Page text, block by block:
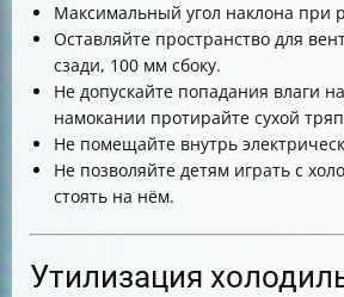
Максимальный угол наклона при
Оставляйте пространство для
сзади, 100 мм сбоку.
Не допускайте попадания влаги
намокании протирайте сухой
Не помещайте внутрь
Не позволяйте детям играть с
стоять на нём.
Утилизация